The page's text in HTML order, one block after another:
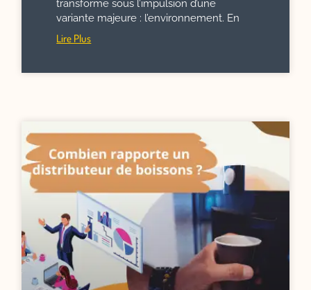
transforme sous l’impulsion d’une
variante majeure : l’environnement. En
Lire Plus